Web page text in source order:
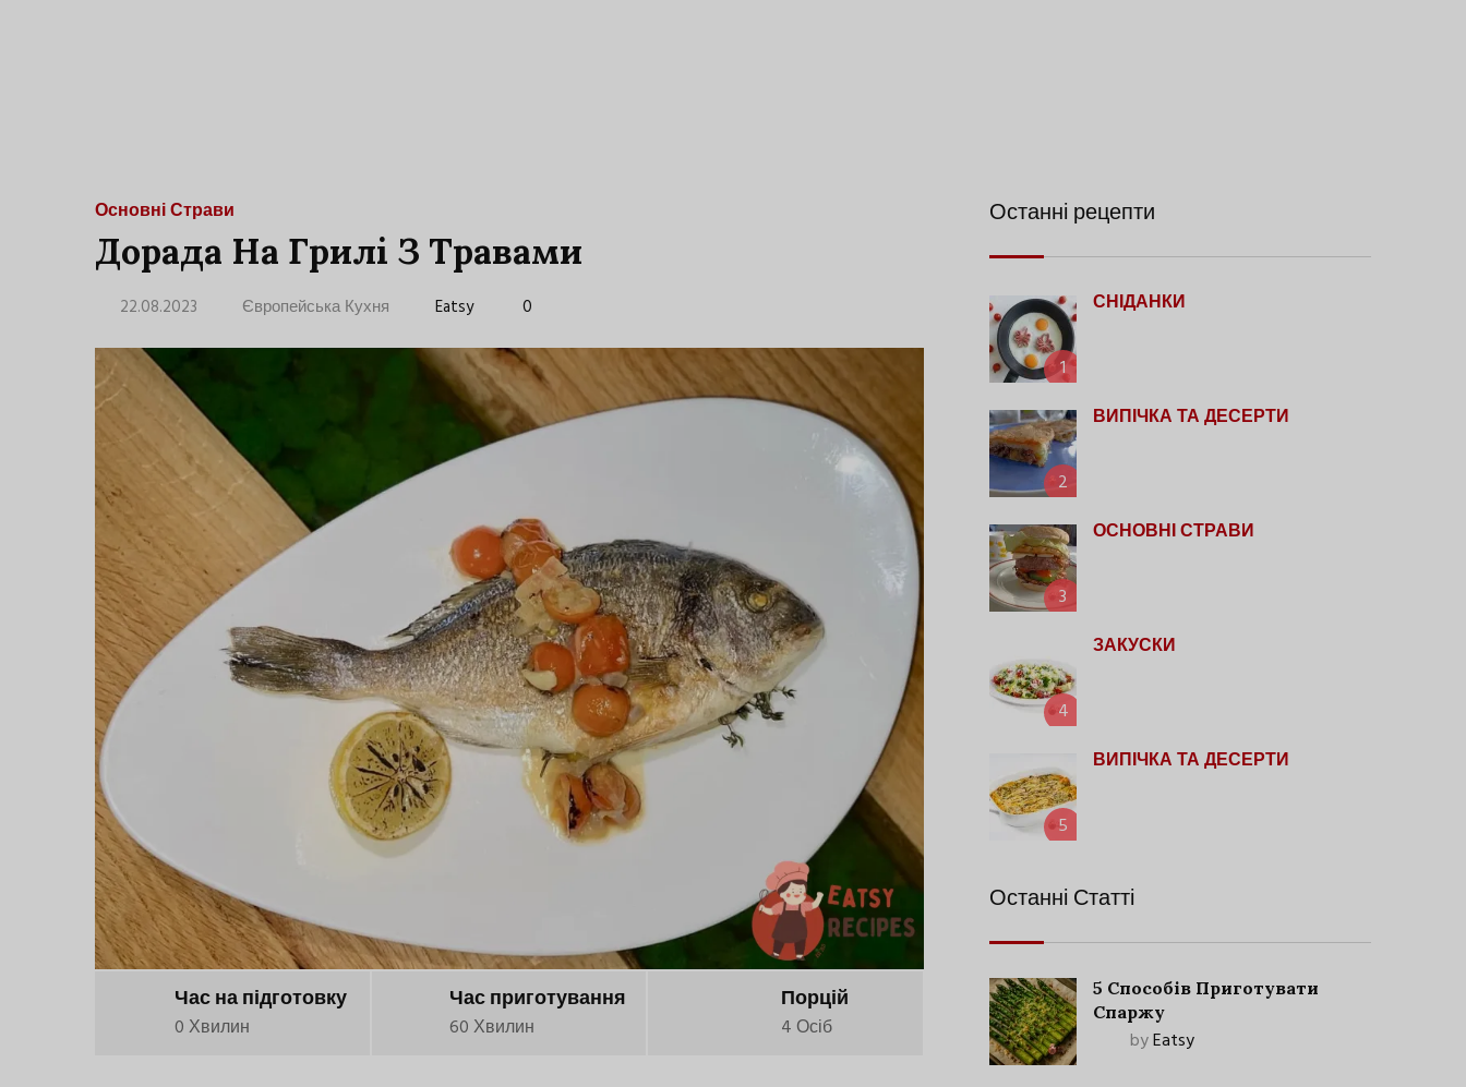
Основні Страви
Дорада На Грилі З Травами
22.08.2023 Європейська Кухня Eatsy 0
Час на підготовку
0 Хвилин
Час приготування
60 Хвилин
Порцій
4 Осіб
Останні рецепти
1
СНІДАНКИ
2
ВИПІЧКА ТА ДЕСЕРТИ
3
ОСНОВНІ СТРАВИ
4
ЗАКУСКИ
5
ВИПІЧКА ТА ДЕСЕРТИ
Останні Статті
5 Способів Приготувати
Спаржу
byEatsy